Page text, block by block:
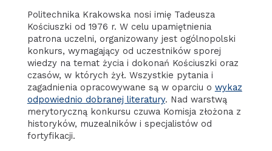
Politechnika Krakowska nosi imię Tadeusza
Kościuszki od 1976 r. W celu upamiętnienia
patrona uczelni, organizowany jest ogólnopolski
konkurs, wymagający od uczestników sporej
wiedzy na temat życia i dokonań Kościuszki oraz
czasów, w których żył. Wszystkie pytania i
zagadnienia opracowywane są w oparciu o wykaz
odpowiednio dobranej literatury. Nad warstwą
merytoryczną konkursu czuwa Komisja złożona z
historyków, muzealników i specjalistów od
fortyfikacji.